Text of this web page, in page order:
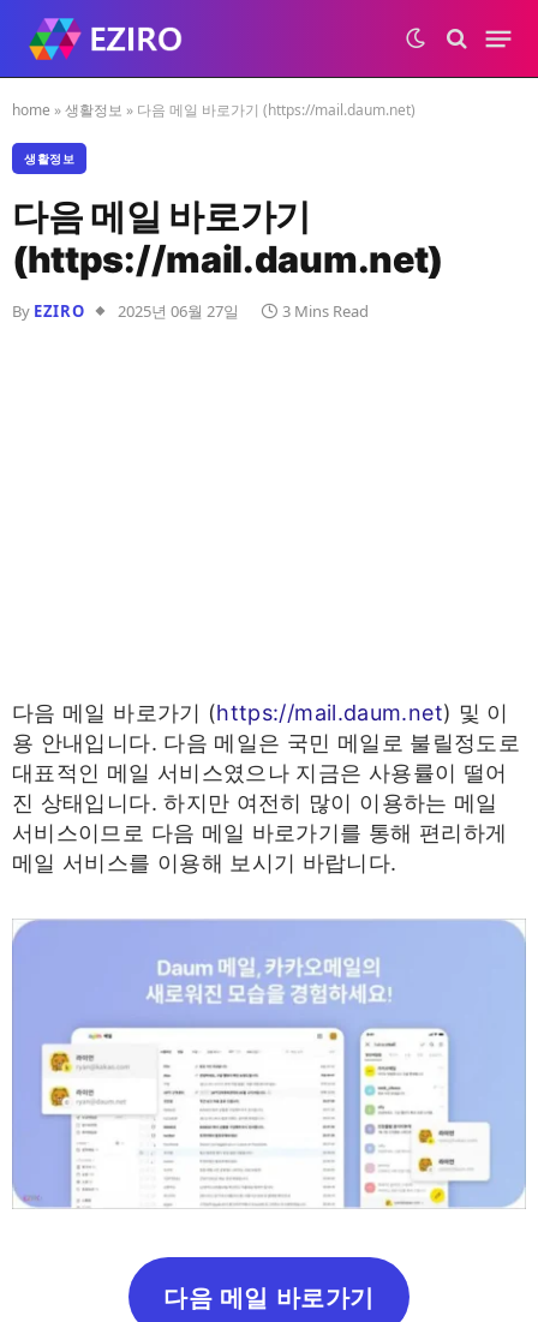
home »생활정보 » 다음 메일 바로가기 (https://mail.daum.net)
생활정보
다음 메일 바로가기
(https://mail.daum.net)
By EZIRO 2025년 06월 27일 3 Mins Read
다음 메일 바로가기 (https://mail.daum.net) 및 이
용 안내입니다. 다음 메일은 국민 메일로 불릴정도로
대표적인 메일 서비스였으나 지금은 사용률이 떨어
진 상태입니다. 하지만 여전히 많이 이용하는 메일
서비스이므로 다음 메일 바로가기를 통해 편리하게
메일 서비스를 이용해 보시기 바랍니다.
다음 메일 바로가기